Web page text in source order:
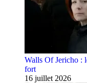
Walls Of Jericho :
fort
16 juillet 2026